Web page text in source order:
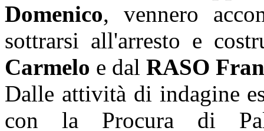
Domenico, vennero
sottrarsi all'arresto e
Carmelo e dal RASO
Dalle attività di indagine
con la Procura di